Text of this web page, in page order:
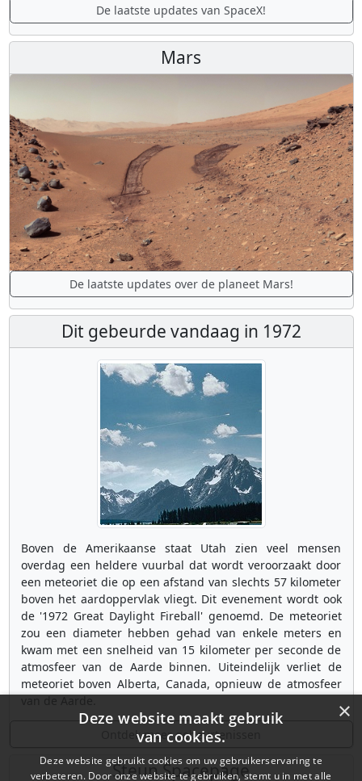
De laatste updates van SpaceX!
Mars
De laatste updates over de planeet Mars!
Dit gebeurde vandaag in 1972
Boven de Amerikaanse staat Utah zien veel mensen
overdag een heldere vuurbal dat wordt veroorzaakt door
een meteoriet die op een afstand van slechts 57 kilometer
boven het aardoppervlak vliegt. Dit evenement wordt ook
de '1972 Great Daylight Fireball' genoemd. De meteoriet
zou een diameter hebben gehad van enkele meters en
kwam met een snelheid van 15 kilometer per seconde de
atmosfeer van de Aarde binnen. Uiteindelijk verliet de
meteoriet boven Alberta, Canada, opnieuw de atmosfeer
Ontdek meer gebeurtenissen
Steun Spacepage
×
Deze website maakt gebruik
van cookies.
Deze website gebruikt cookies om uw gebruikerservaring te
verbeteren. Door onze website te gebruiken, stemt u in met alle